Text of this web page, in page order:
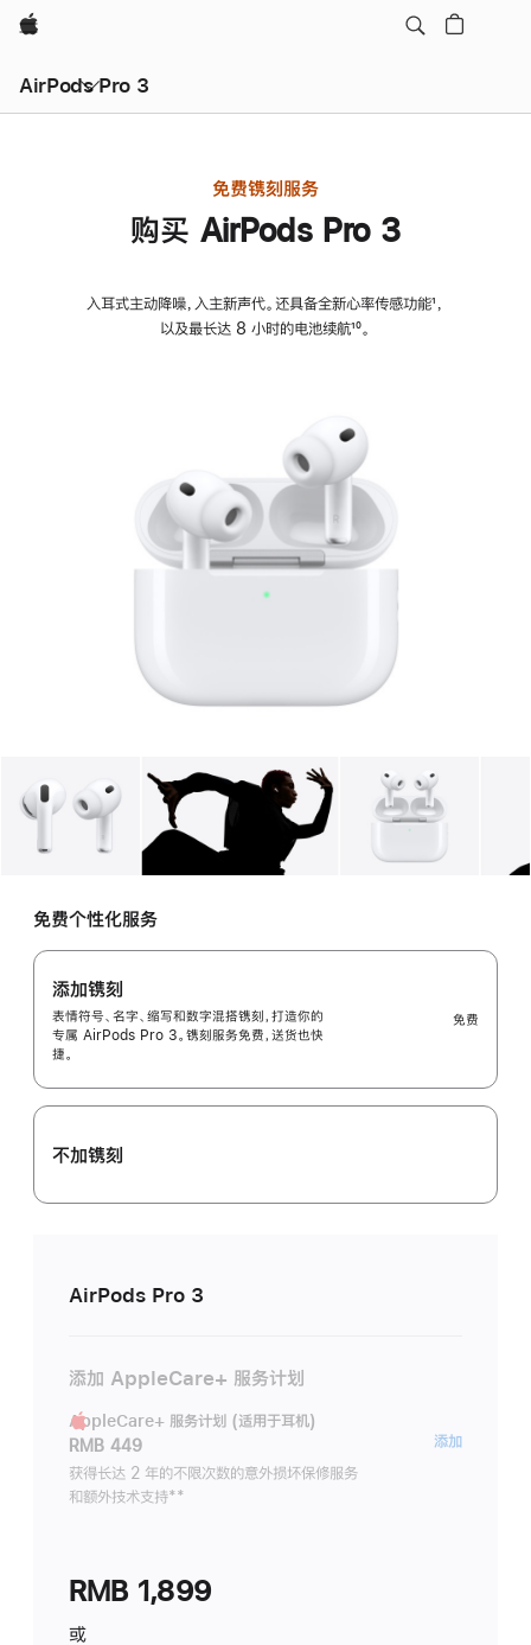
Apple
AirPods Pro 3
免费镌刻服务
购买 AirPods Pro 3
入耳式主动降噪，入主新声代。还具备全新心率传感功能脚
¹，
以及最长达 8 小时的电池续航脚
¹⁰。
1 图像 2 图库
免费个性化服务
添加镌刻
表情符号、名字、缩写和数字混搭镌刻，打造你的
专属 AirPods Pro 3。镌刻服务免费，送货也快
捷。
免费
不加镌刻
AirPods Pro 3
添加 AppleCare+ 服务计划
AppleCare+ 服务计划 (适用于耳机)
RMB 449
获得长达 2 年的不限次数的意外损坏保修服务
和额外技术支持脚
**
添加
RMB 1,899
或